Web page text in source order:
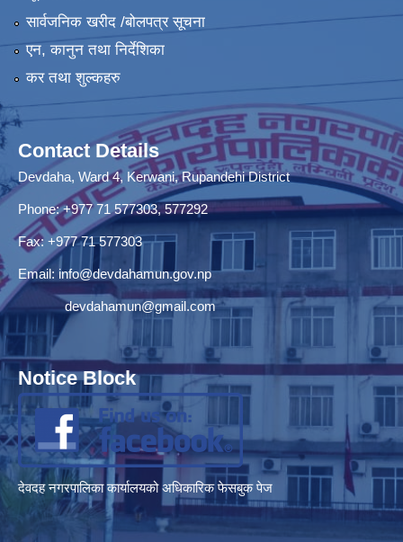
सार्वजनिक खरीद /बोलपत्र सूचना
एन, कानुन तथा निर्देशिका
कर तथा शुल्कहरु
Contact Details
Devdaha, Ward 4, Kerwani, Rupandehi District
Phone: +977 71 577303, 577292
Fax: +977 71 577303
Email: info@devdahamun.gov.np
devdahamun@gmail.com
Notice Block
देवदह नगरपालिका कार्यालयको अधिकारिक फेसबुक पेज